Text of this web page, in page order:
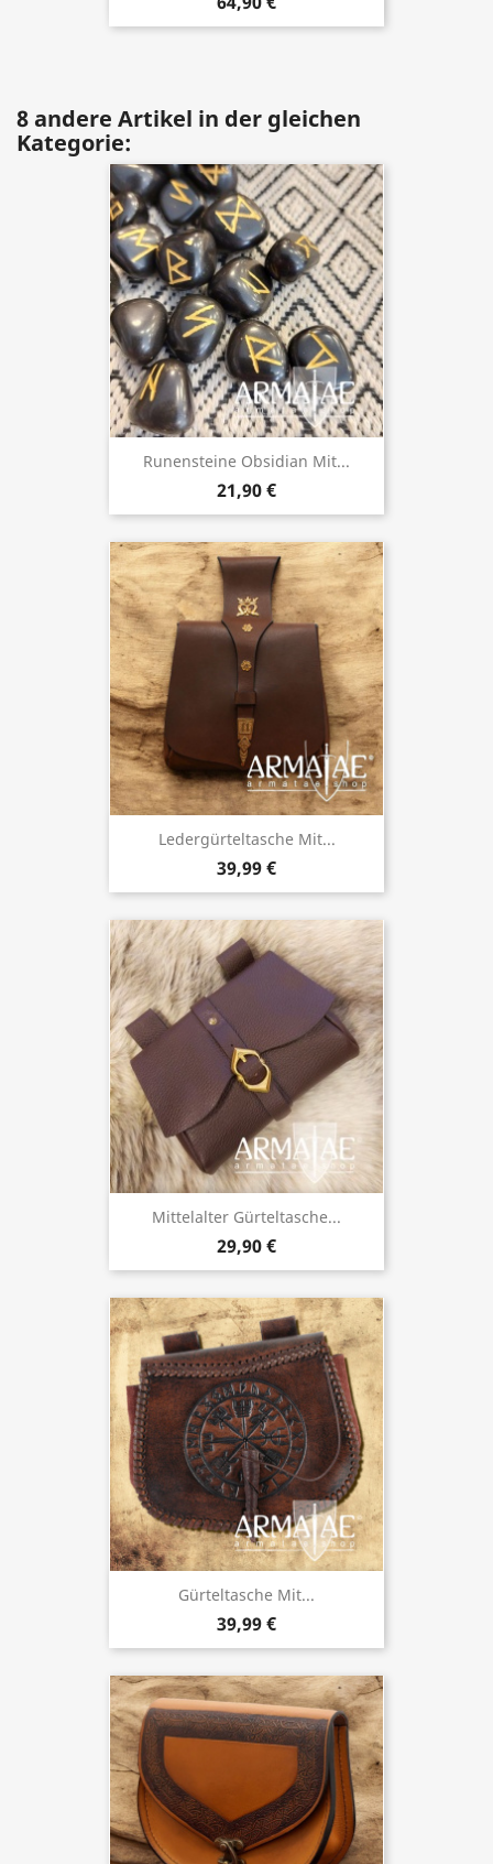
8 andere Artikel in der gleichen
Kategorie:
Runensteine Obsidian Mit...
21,90 €
Ledergürteltasche Mit...
39,99 €
Mittelalter Gürteltasche...
29,90 €
Gürteltasche Mit...
39,99 €